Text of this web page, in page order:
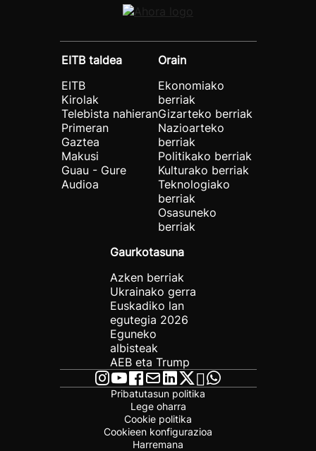
EITB taldea
EITB
Kirolak
Telebista nahieran
Primeran
Gaztea
Makusi
Guau - Gure
Audioa
Orain
Ekonomiako
berriak
Gizarteko berriak
Nazioarteko
berriak
Politikako berriak
Kulturako berriak
Teknologiako
berriak
Osasuneko
berriak
Gaurkotasuna
Azken berriak
Ukrainako gerra
Euskadiko lan
egutegia 2026
Eguneko
albisteak
AEB eta Trump
Pribatutasun politika
Lege oharra
Cookie politika
Cookieen konfigurazioa
Harremana